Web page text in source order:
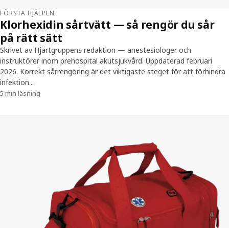
FÖRSTA HJÄLPEN
Klorhexidin sårtvätt — så rengör du sår
på rätt sätt
Skrivet av Hjärtgruppens redaktion — anestesiologer och
instruktörer inom prehospital akutsjukvård. Uppdaterad februari
2026. Korrekt sårrengöring är det viktigaste steget för att förhindra
infektion...
5 min läsning